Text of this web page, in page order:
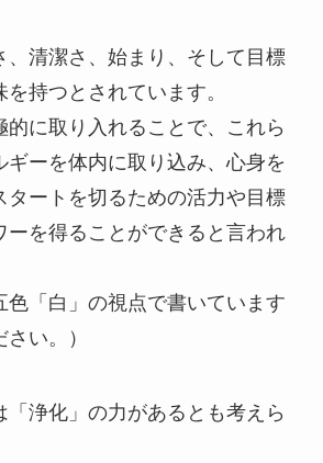
、清潔さ、始まり、そして目標
持つとされています。
的に取り入れることで、これら
ギーを体内に取り込み、心身を
タートを切るための活力や目標
ーを得ることができると言われ
色「白」の視点で書いています
い。）
「浄化」の力があるとも考えら